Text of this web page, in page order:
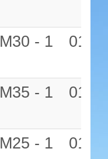
M30 - 1
M35 - 1
M25 - 1